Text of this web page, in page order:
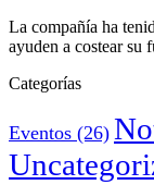
La compañía ha
ayuden a costear su
Categorías
Eventos (26)